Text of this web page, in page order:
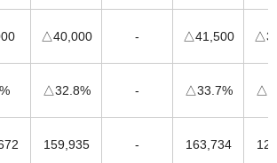
ティレポート
△40,000 - △41,500
△32.8% - △33.7%
159,935 - 163,734